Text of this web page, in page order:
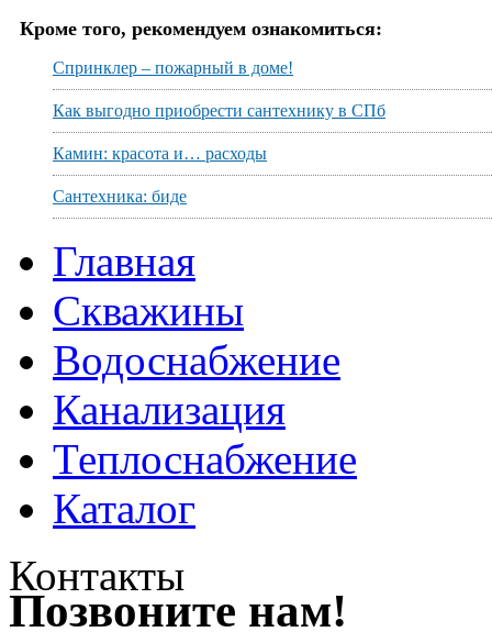
Кроме того, рекомендуем ознакомиться:
Спринклер – пожарный в доме!
Как выгодно приобрести сантехнику в СПб
Камин: красота и… расходы
Сантехника: биде
Главная
Скважины
Водоснабжение
Канализация
Теплоснабжение
Каталог
Контакты
Позвоните нам!